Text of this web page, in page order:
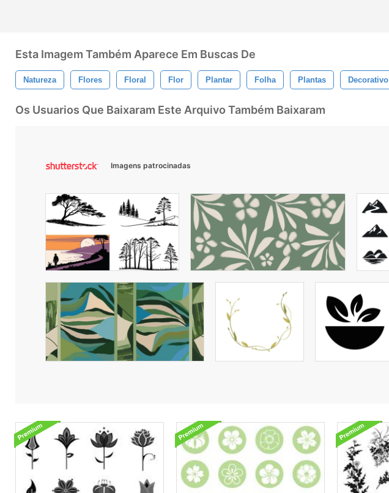
Esta Imagem Também Aparece Em Buscas De
Natureza Flores Floral Flor Plantar Folha Plantas Decorativo
Os Usuarios Que Baixaram Este Arquivo Também Baixaram
Imagens patrocinadas